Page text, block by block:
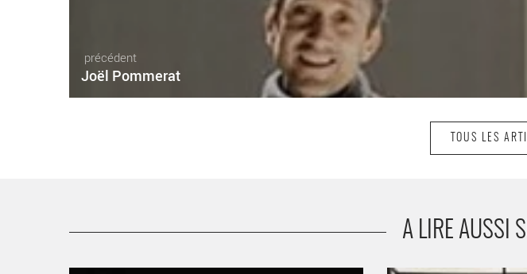
précédent
Joël Pommerat
TOUS LES
A LIRE AUSSI